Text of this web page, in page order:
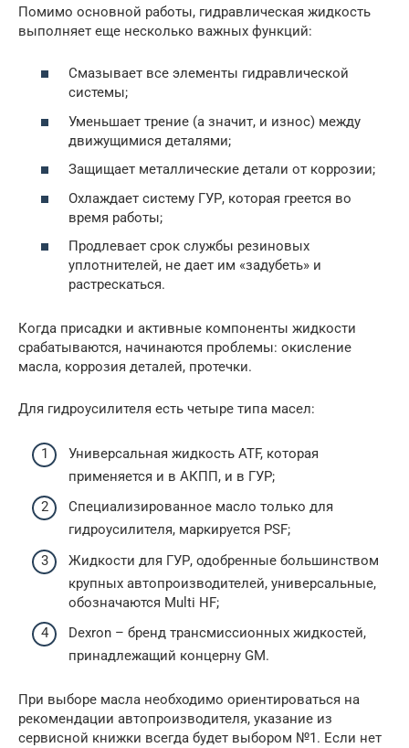
Помимо основной работы, гидравлическая жидкость
выполняет еще несколько важных функций:
Смазывает все элементы гидравлической
системы;
Уменьшает трение (а значит, и износ) между
движущимися деталями;
Защищает металлические детали от коррозии;
Охлаждает систему ГУР, которая греется во
время работы;
Продлевает срок службы резиновых
уплотнителей, не дает им «задубеть» и
растрескаться.
Когда присадки и активные компоненты жидкости
срабатываются, начинаются проблемы: окисление
масла, коррозия деталей, протечки.
Для гидроусилителя есть четыре типа масел:
Универсальная жидкость ATF, которая
применяется и в АКПП, и в ГУР;
Специализированное масло только для
гидроусилителя, маркируется PSF;
Жидкости для ГУР, одобренные большинством
крупных автопроизводителей, универсальные,
обозначаются Multi HF;
Dexron – бренд трансмиссионных жидкостей,
принадлежащий концерну GM.
При выборе масла необходимо ориентироваться на
рекомендации автопроизводителя, указание из
сервисной книжки всегда будет выбором №1. Если нет